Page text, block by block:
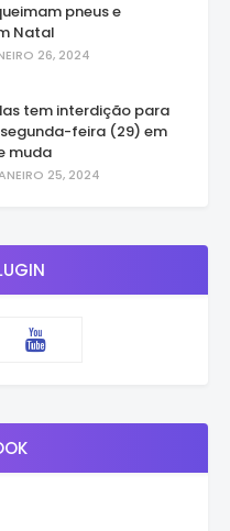
pneus e
Natal
26, 2024
tem interdição para
feira (29) em
muda
25, 2024